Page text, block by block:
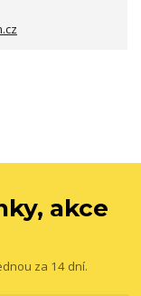
akce
za 14 dní.